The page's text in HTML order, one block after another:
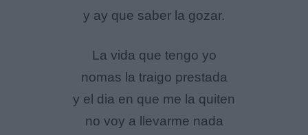
y ay que saber la gozar.
La vida que tengo yo
nomas la traigo prestada
y el dia en que me la quiten
no voy a llevarme nada